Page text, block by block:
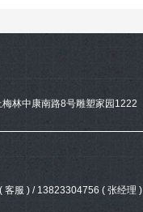
林中康南路8号雕塑家园1222
客服 ) / 13823304756 ( 张经理 )